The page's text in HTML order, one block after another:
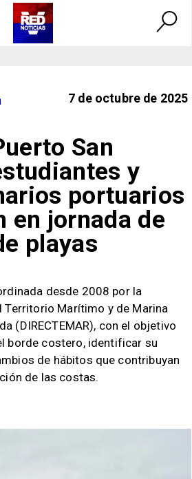
7 de octubre de 2025
San
y
portuarios
en jornada de
playas
desde 2008 por la
Territorio Marítimo y de Marina
(DIRECTEMAR), con el objetivo
borde costero, identificar su
de hábitos que contribuyan
de las costas.